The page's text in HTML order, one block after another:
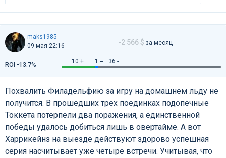
maks1985
09 мая 22:16
-2 566 $ за месяц
10 + 1 = 36 -
ROI -13.7%
Похвалить Филадельфию за игру на домашнем льду не
получится. В прошедших трех поединках подопечные
Токкета потерпели два поражения, а единственной
победы удалось добиться лишь в овертайме. А вот
Харрикейнз на выезде действуют здорово успешная
серия насчитывает уже четыре встречи. Учитывая, что